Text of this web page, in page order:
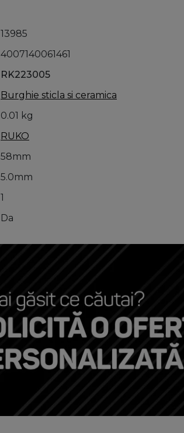
13985
4007140061461
RK223005
Burghie sticla si ceramica
0.01 kg
RUKO
58mm
5.0mm
1
Da